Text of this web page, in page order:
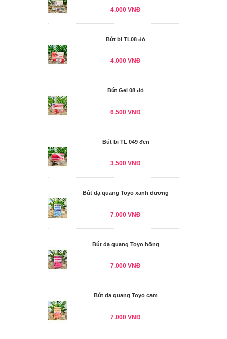
4.000 VNĐ
Bút bi TL08 đỏ
4.000 VNĐ
Bút Gel 08 đỏ
6.500 VNĐ
Bút bi TL 049 đen
3.500 VNĐ
Bút dạ quang Toyo xanh dương
7.000 VNĐ
Bút dạ quang Toyo hồng
7.000 VNĐ
Bút dạ quang Toyo cam
7.000 VNĐ